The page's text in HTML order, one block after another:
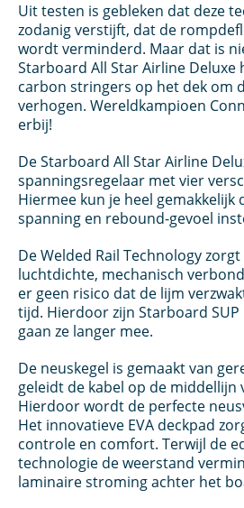
Uit testen is gebleken dat deze
zodanig verstijft, dat de
wordt verminderd. Maar dat is
Starboard All Star Airline Deluxe
carbon stringers op het dek om
verhogen. Wereldkampioen
erbij!
De Starboard All Star Airline
spanningsregelaar met vier
Hiermee kun je heel gemakkelijk
spanning en rebound-gevoel
De Welded Rail Technology
luchtdichte, mechanisch
er geen risico dat de lijm
tijd. Hierdoor zijn Starboard
gaan ze langer mee.
De neuskegel is gemaakt van
geleidt de kabel op de middellijn
Hierdoor wordt de perfecte
Het innovatieve EVA deckpad
controle en comfort. Terwijl de
technologie de weerstand
laminaire stroming achter het